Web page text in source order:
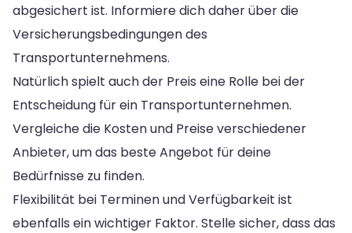
abgesichert ist. Informiere dich daher über die
Versicherungsbedingungen des
Transportunternehmens.
Natürlich spielt auch der Preis eine Rolle bei der
Entscheidung für ein Transportunternehmen.
Vergleiche die Kosten und Preise verschiedener
Anbieter, um das beste Angebot für deine
Bedürfnisse zu finden.
Flexibilität bei Terminen und Verfügbarkeit ist
ebenfalls ein wichtiger Faktor. Stelle sicher, dass das